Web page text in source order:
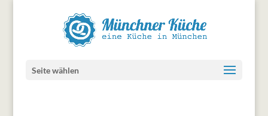
Seite wählen